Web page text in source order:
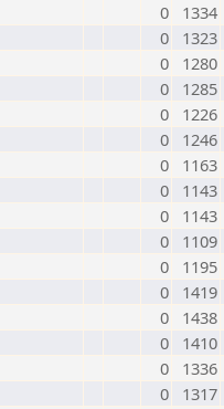
0
1334
0
1323
0
1280
0
1285
0
1226
0
1246
0
1163
0
1143
0
1143
0
1109
0
1195
0
1419
0
1438
0
1410
0
1336
0
1317